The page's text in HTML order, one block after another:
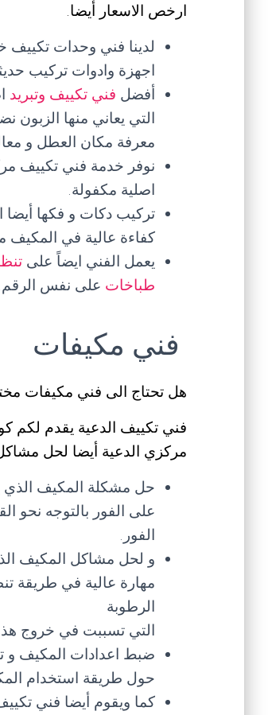
ارخص الاسعار أيضا.
لدينا فني وحدات تكييف
اجهزة وادوات تركيب
أفضل فني تكييف وتبريد
التي يعاني منها
معرفة مكان العطل و
نوفر خدمة فني تكييف
اصلية مكفولة.
تركيب دكات و فكها أيضا
كفاءة عالية في
يعمل الفني ايضاً على
طباخات على نفس الرقم.
فني مكيفات
هل تحتاج الى فني مكيفات
فني تكييف الدعية يقدم لكم
مركزي الدعية أيضا لحل
حل مشكلة المكيف الذي
على الفور بالتوجه نحو
الفور.
و لحل مشاكل المكيف
مهارة عالية في طريقة
الرطوبة
التي تسببت في خروج
ضبط اعدادات المكيف و
حول طريقة استخدام
كما ويقوم أيضا فني